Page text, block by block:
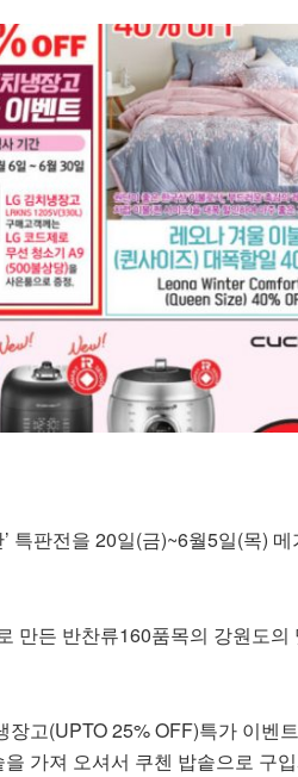
특판전을 20일(금)~6월5일(목) 메
만든 반찬류160품목의 강원도의
고(UPTO 25% OFF)특가 이벤
가져 오셔서 쿠첸 밥솥으로 구